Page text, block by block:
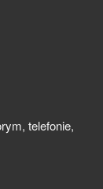
telefonie,